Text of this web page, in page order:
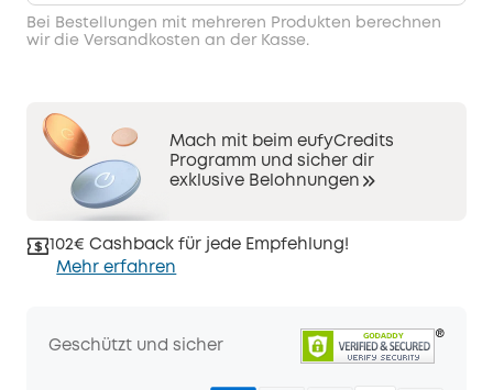
Bei Bestellungen mit mehreren Produkten berechnen
wir die Versandkosten an der Kasse.
Mach mit beim eufyCredits
Programm und sicher dir
exklusive Belohnungen
102€ Cashback für jede Empfehlung!
Mehr erfahren
Geschützt und sicher